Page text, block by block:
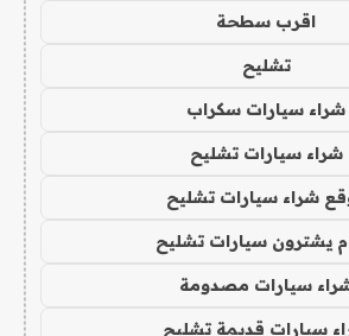
اقرب سطحة
تشليح
شراء سيارات سكراب
شراء سيارات تشليح
شراء سيارات تشليح
يشترون سيارات تشليح
سيارات مصدومة
سيارات قديمة تشليح